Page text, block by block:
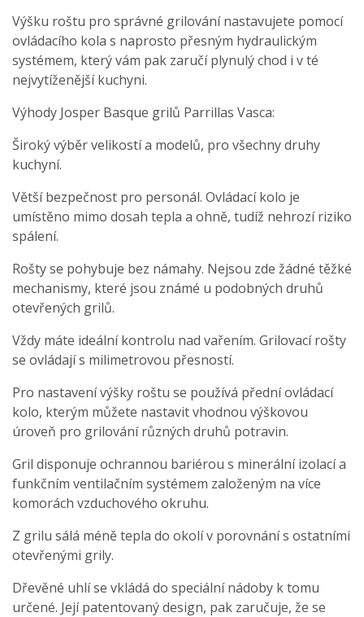
Výšku roštu pro správné grilování nastavujete pomocí
ovládacího kola s naprosto přesným hydraulickým
systémem, který vám pak zaručí plynulý chod i v té
nejvytíženější kuchyni.
Výhody Josper Basque grilů Parrillas Vasca:
Široký výběr velikostí a modelů, pro všechny druhy
kuchyní.
Větší bezpečnost pro personál. Ovládací kolo je
umístěno mimo dosah tepla a ohně, tudíž nehrozí riziko
spálení.
Rošty se pohybuje bez námahy. Nejsou zde žádné těžké
mechanismy, které jsou známé u podobných druhů
otevřených grilů.
Vždy máte ideální kontrolu nad vařením. Grilovací rošty
se ovládají s milimetrovou přesností.
Pro nastavení výšky roštu se používá přední ovládací
kolo, kterým můžete nastavit vhodnou výškovou
úroveň pro grilování různých druhů potravin.
Gril disponuje ochrannou bariérou s minerální izolací a
funkčním ventilačním systémem založeným na více
komorách vzduchového okruhu.
Z grilu sálá méně tepla do okolí v porovnání s ostatními
otevřenými grily.
Dřevěné uhlí se vkládá do speciální nádoby k tomu
určené. Její patentovaný design, pak zaručuje, že se